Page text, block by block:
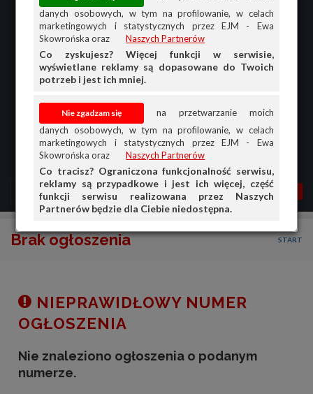
danych osobowych, w tym na profilowanie, w celach
marketingowych i statystycznych przez EJM - Ewa
Skowrońska oraz
Naszych Partnerów
Co zyskujesz? Więcej funkcji w serwisie,
wyświetlane reklamy są dopasowane do Twoich
potrzeb i jest ich mniej.
na przetwarzanie moich
danych osobowych, w tym na profilowanie, w celach
marketingowych i statystycznych przez EJM - Ewa
Skowrońska oraz
Naszych Partnerów
Co tracisz? Ograniczona funkcjonalność serwisu,
reklamy są przypadkowe i jest ich więcej, część
funkcji serwisu realizowana przez Naszych
Partnerów będzie dla Ciebie niedostępna.
MENU MOJA AG
Brak ogłoszenia START
NIEPRAWIDŁOWY NUMER
OGŁOSZENIA
Nie znaleziono ogłoszenia o podanym
numerze.